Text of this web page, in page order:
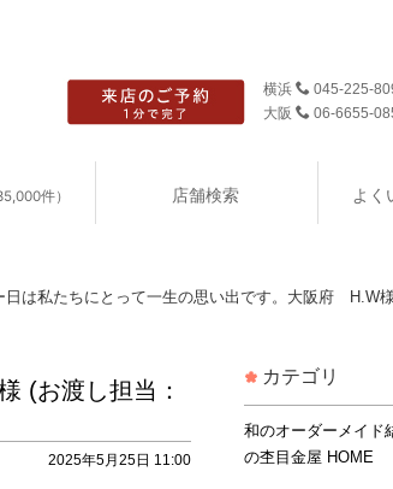
横浜 045-225-
大阪
06-6655-
件） 店舗検索 よく
日は私たちにとって一生の思い出です。大阪府 H.W
(お渡し担当：
2025年5月25日 11:00
カテゴリ
和のオーダーメイド
の杢目金屋 HOME